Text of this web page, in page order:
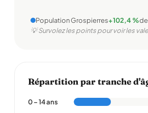
Population Grospierres+102,4 %
💡 Survolez les points pour voir les
Répartition par tranche
0 – 14 ans